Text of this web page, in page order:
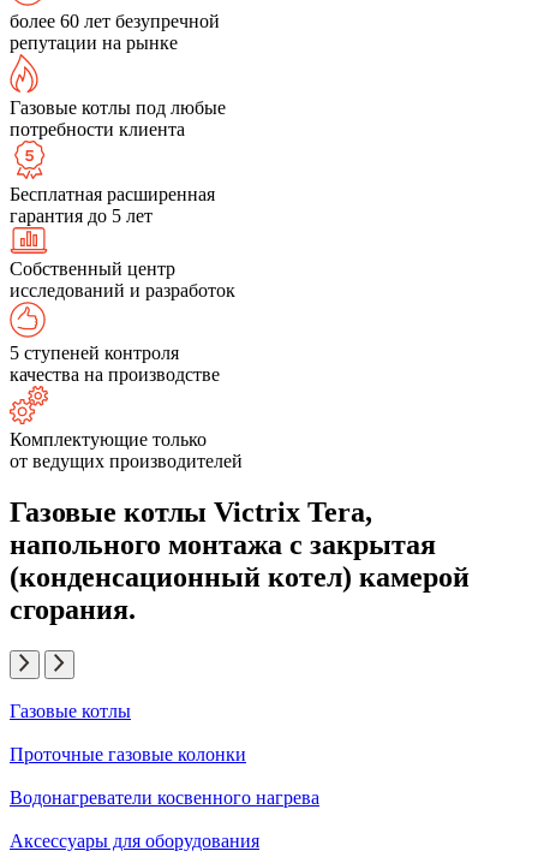
более 60 лет безупречной
репутации на рынке
Газовые котлы под любые
потребности клиента
Бесплатная расширенная
гарантия до 5 лет
Собственный центр
исследований и разработок
5 ступеней контроля
качества на производстве
Комплектующие только
от ведущих производителей
Газовые котлы Victrix Tera,
напольного монтажа с закрытая
(конденсационный котел) камерой
сгорания.
Газовые котлы
Проточные газовые колонки
Водонагреватели косвенного нагрева
Аксессуары для оборудования